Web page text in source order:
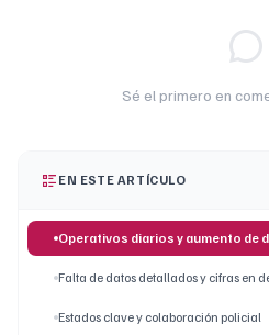
Sé el primero en
EN ESTE ARTÍCULO
Operativos diarios y aumento de
Falta de datos detallados y cifras en
Estados clave y colaboración policial